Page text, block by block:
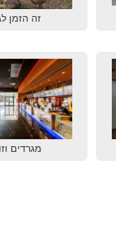
זה הזמן
מגרדים